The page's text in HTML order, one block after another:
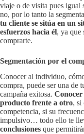
viaje o de visita pues igual
no, por lo tanto la
tu cliente se sitúa en un
esfuerzos hacia él, ya que
comprarte.
Segmentación por el
Conocer al individuo,
compra, puede ser una de
campaña exitosa.
producto frente a otro, si
competencia, si su
impulsivo… todo ello te
conclusiones que